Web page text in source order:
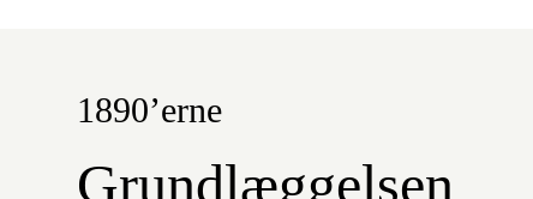
1890’erne
Grundlæggelsen